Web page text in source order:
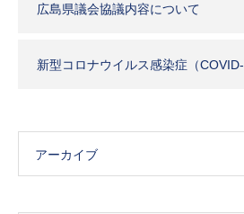
広島県議会協議内容について
新型コロナウイルス感染症（
アーカイブ